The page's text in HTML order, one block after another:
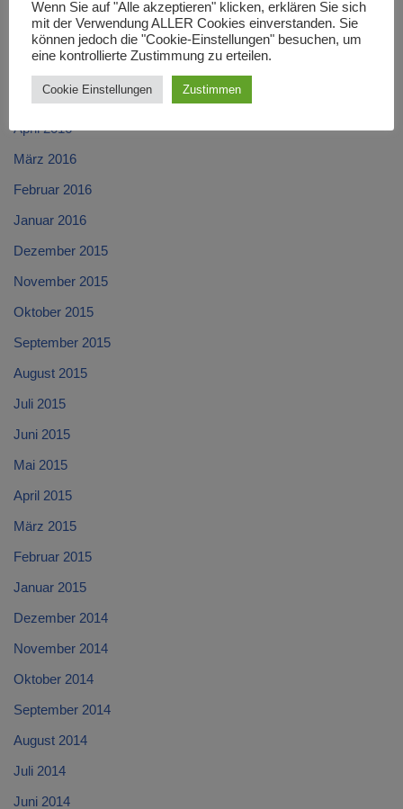
August 2016
Juli 2016
Mai 2016
April 2016
März 2016
Februar 2016
Januar 2016
Dezember 2015
November 2015
Oktober 2015
September 2015
August 2015
Juli 2015
Juni 2015
Mai 2015
April 2015
März 2015
Februar 2015
Januar 2015
Dezember 2014
November 2014
Oktober 2014
September 2014
August 2014
Juli 2014
Juni 2014
Wenn Sie auf "Alle akzeptieren" klicken, erklären Sie sich
mit der Verwendung ALLER Cookies einverstanden. Sie
können jedoch die "Cookie-Einstellungen" besuchen, um
eine kontrollierte Zustimmung zu erteilen.
Cookie Einstellungen Zustimmen